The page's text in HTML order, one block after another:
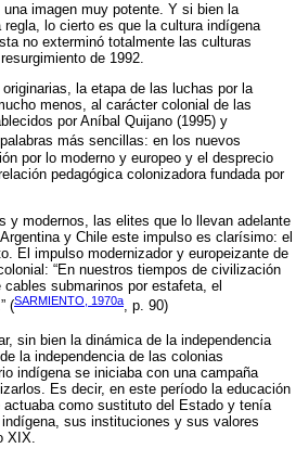
imagen muy potente. Y si bien la
lo cierto es que la cultura indígena
no exterminó totalmente las culturas
de 1992.
la etapa de las luchas por la
menos, al carácter colonial de las
por Aníbal Quijano (1995) y
más sencillas: en los nuevos
por lo moderno y europeo y el desprecio
pedagógica colonizadora fundada por
y modernos, las elites que lo llevan adelante
y Chile este impulso es clarísimo: el
El impulso modernizador y europeizante de
“En nuestros tiempos de civilización
submarinos por estafeta, el
(SARMIENTO, 1970a, p. 90)
sin bien la dinámica de la independencia
la independencia de las colonias
indígena se iniciaba con una campaña
Es decir, en este período la educación
como sustituto del Estado y tenía
sus instituciones y sus valores
XIX.